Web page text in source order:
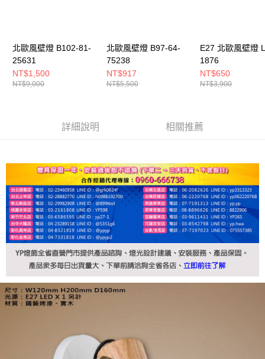
時審查核予不同之上限額度；若仍有額度不足之情形，本公司將視審查結果
請求用戶進行身份認證。
恩沛科技股份有限公司將有權停止該用戶之使用額度並採取法律行動。
北歐風壁燈 B102-81-
25631
NT$1,500
NT$9,000
北歐風壁燈 B97-64-
75238
NT$917
NT$5,500
E27 北歐風壁燈
1876
NT$650
NT$3,900
詳細說明 相關推薦